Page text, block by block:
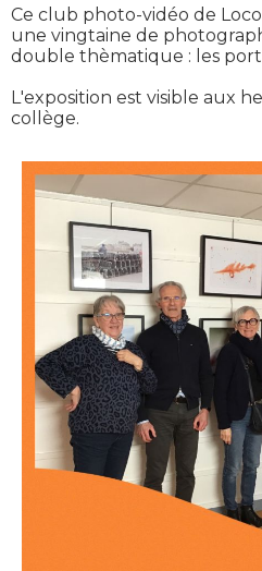
Ce club photo-vidéo de
une vingtaine de
double thèmatique : les
L'exposition est visible aux
collège.